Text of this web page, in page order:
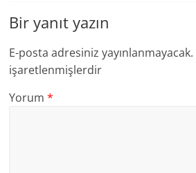
Bir yanıt yazın
E-posta adresiniz yayınlanmayacak.
işaretlenmişlerdir
Yorum*